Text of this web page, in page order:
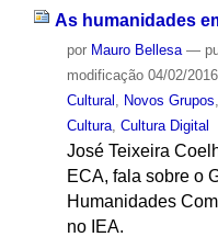
As humanidades
por Mauro Bellesa —
modificação04/02/
Cultural
Novos Grupos
Cultura, Cultura Digital
José Teixeira
ECA, fala sobre o
Humanidades
no IEA.